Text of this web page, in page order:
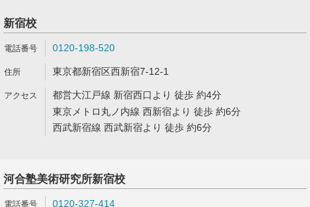
新宿校
0120-198-520
東京都新宿区西新宿7-12-1
都営大江戸線 新宿西口より 徒歩 約4分
東京メトロ丸ノ内線 西新宿より 徒歩 約6分
西武新宿線 西武新宿より 徒歩 約6分
河合塾美術研究所新宿校
0120-327-414